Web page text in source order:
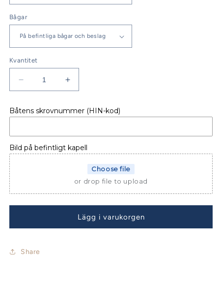
Bågar
Kvantitet
Minska
kvantitet
BÅTKAPELL
455
BR
Öka
kvantitet
BÅTKAPELL
455
BR
Båtens skrovnummer (HIN-kod)
Bild på befintligt kapell
Choose file
or drop file to upload
Lägg i varukorgen
Share